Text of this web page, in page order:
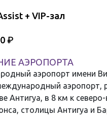
+ VIP-зал
₽
АЭРОПОРТА
аэропорт имени
аэропорт,
Антигуа, в 8 км к
столицы Антигуа и